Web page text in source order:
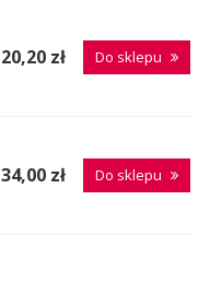
20,20 zł Do sklepu
34,00 zł Do sklepu